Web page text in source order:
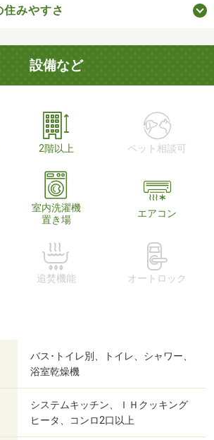
みやすさ
設備など
2階以上 ペット相談可
室内洗濯機
置き場
エアコン
追焚機能 オートロック
バス･トイレ別、トイレ、シャワー、
浴室乾燥機
システムキッチン、ＩＨクッキング
ヒータ、コンロ2口以上